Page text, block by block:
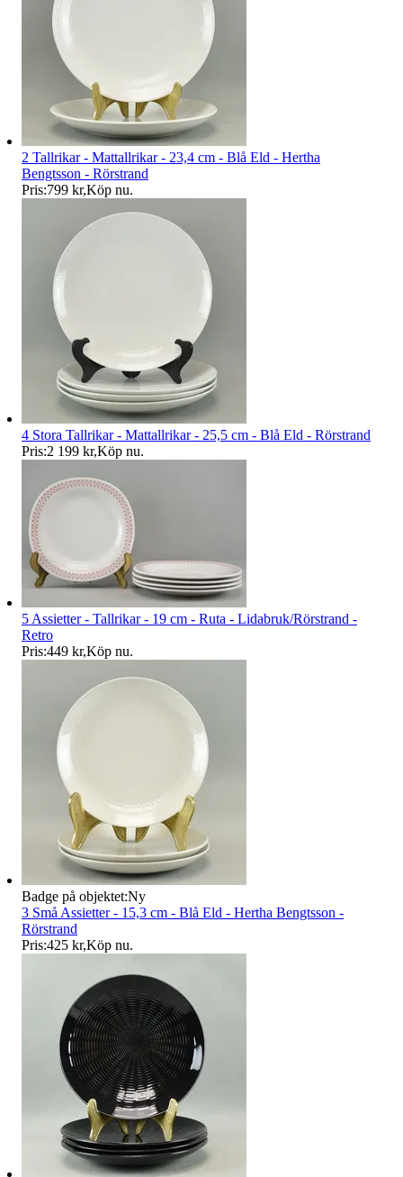
2 Tallrikar - Mattallrikar - 23,4 cm - Blå Eld - Hertha
Bengtsson - Rörstrand
Pris:799 kr,Köp nu.
4 Stora Tallrikar - Mattallrikar - 25,5 cm - Blå Eld - Rörstrand
Pris:2 199 kr,Köp nu.
5 Assietter - Tallrikar - 19 cm - Ruta - Lidabruk/Rörstrand -
Retro
Pris:449 kr,Köp nu.
Badge på objektet:Ny
3 Små Assietter - 15,3 cm - Blå Eld - Hertha Bengtsson -
Rörstrand
Pris:425 kr,Köp nu.